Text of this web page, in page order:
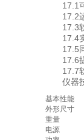
17.1可
17.2运
17.3软
17.4实
17.5同
17.6提
17.7软
仪器
基本性能
外形尺寸
重量
电源